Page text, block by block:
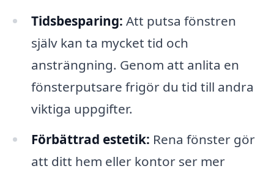
Tidsbesparing: Att putsa fönstren
själv kan ta mycket tid och
ansträngning. Genom att anlita en
fönsterputsare frigör du tid till andra
viktiga uppgifter.
Förbättrad estetik: Rena fönster gör
att ditt hem eller kontor ser mer